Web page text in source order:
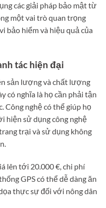
các giải pháp bảo mật từ
một vai trò quan trọng
bảo hiểm và hiệu quả của
tác hiện đại
sản lượng và chất lượng
có nghĩa là họ cần phải tận
Công nghệ có thể giúp họ
hiện sử dụng công nghệ
trại và sử dụng không
lên tới 20.000 €, chi phí
GPS có thể dễ dàng ăn
thực sự đối với nông dân